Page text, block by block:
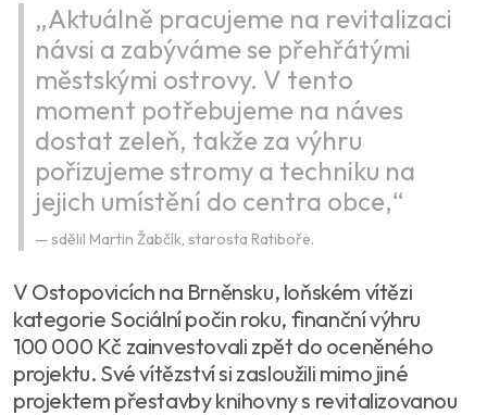
„Aktuálně pracujeme na revitalizaci
návsi a zabýváme se přehřátými
městskými ostrovy. V tento
moment potřebujeme na náves
dostat zeleň, takže za výhru
pořizujeme stromy a techniku na
jejich umístění do centra obce,“
sdělil Martin Žabčík, starosta Ratiboře.
V Ostopovicích na Brněnsku, loňském vítězi
kategorie Sociální počin roku, finanční výhru
100 000 Kč zainvestovali zpět do oceněného
projektu. Své vítězství si zasloužili mimo jiné
projektem přestavby knihovny s revitalizovanou